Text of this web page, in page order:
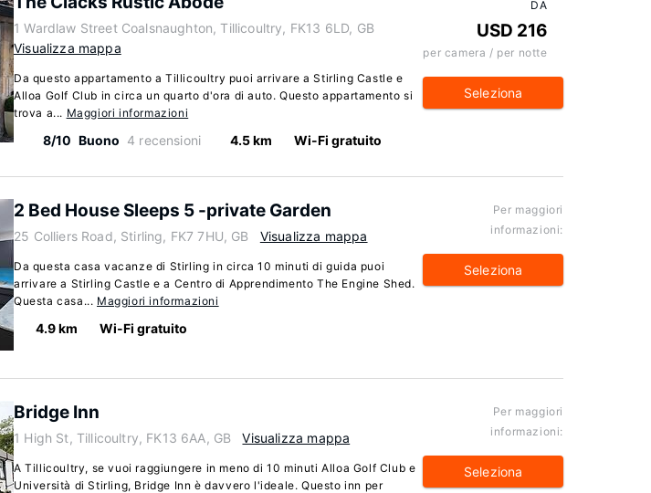
1 Wardlaw Street Coalsnaughton, Tillicoultry, FK13 6LD, GB
Visualizza mappa
Da questo appartamento a Tillicoultry puoi arrivare a Stirling Castle e
Alloa Golf Club in circa un quarto d'ora di auto. Questo appartamento si
trova a... Maggiori informazioni
8/10 Buono 4 recensioni 4.5 km Wi-Fi gratuito
DA
USD 216
per camera / per notte
Seleziona
2 Bed House Sleeps 5 -private Garden
25 Colliers Road, Stirling, FK7 7HU, GB Visualizza mappa
Da questa casa vacanze di Stirling in circa 10 minuti di guida puoi
arrivare a Stirling Castle e a Centro di Apprendimento The Engine Shed.
Questa casa... Maggiori informazioni
4.9 km Wi-Fi gratuito
Per maggiori
informazioni:
Seleziona
Bridge Inn
1 High St, Tillicoultry, FK13 6AA, GB Visualizza mappa
A Tillicoultry, se vuoi raggiungere in meno di 10 minuti Alloa Golf Club e
Università di Stirling, Bridge Inn è davvero l'ideale. Questo inn per
Per maggiori
informazioni:
Seleziona